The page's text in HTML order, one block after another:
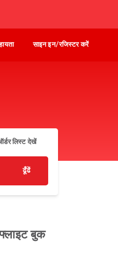
साइन इन/रजिस्टर करें
लिस्ट देखें
ढूँढें
बुक